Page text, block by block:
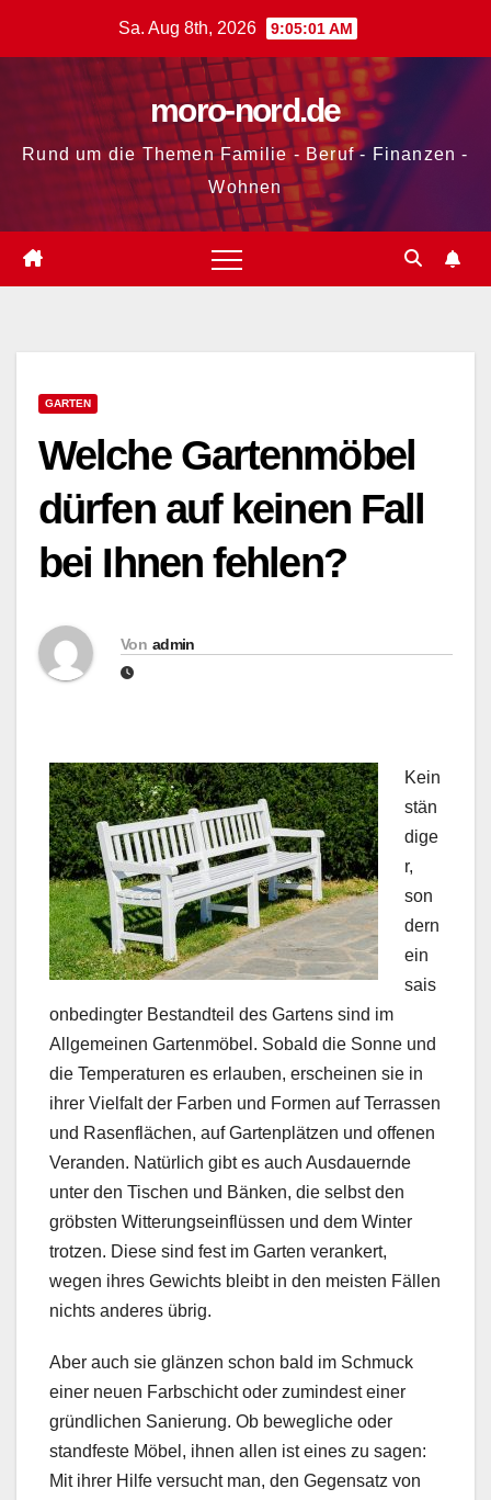
Sa. Aug 8th, 2026 9:05:02 AM
moro-nord.de
Rund um die Themen Familie - Beruf - Finanzen -
Wohnen
GARTEN
Welche Gartenmöbel
dürfen auf keinen Fall
bei Ihnen fehlen?
Von admin
Kein
stän
dige
r,
son
dern
ein
sais
onbedingter Bestandteil des Gartens sind im
Allgemeinen Gartenmöbel. Sobald die Sonne und
die Temperaturen es erlauben, erscheinen sie in
ihrer Vielfalt der Farben und Formen auf Terrassen
und Rasenflächen, auf Gartenplätzen und offenen
Veranden. Natürlich gibt es auch Ausdauernde
unter den Tischen und Bänken, die selbst den
gröbsten Witterungseinflüssen und dem Winter
trotzen. Diese sind fest im Garten verankert,
wegen ihres Gewichts bleibt in den meisten Fällen
nichts anderes übrig.
Aber auch sie glänzen schon bald im Schmuck
einer neuen Farbschicht oder zumindest einer
gründlichen Sanierung. Ob bewegliche oder
standfeste Möbel, ihnen allen ist eines zu sagen:
Mit ihrer Hilfe versucht man, den Gegensatz von